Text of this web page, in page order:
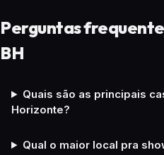
Perguntas
BH
Quais são as principais
Horizonte?
Qual o maior local pra